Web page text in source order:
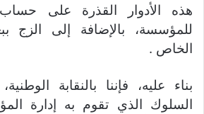
هذه الأدوار القذرة على
للمؤسسة، بالإضافة إلى الزج
الخاص .
بناء عليه، فإننا بالنقابة
السلوك الذي تقوم به إدارة